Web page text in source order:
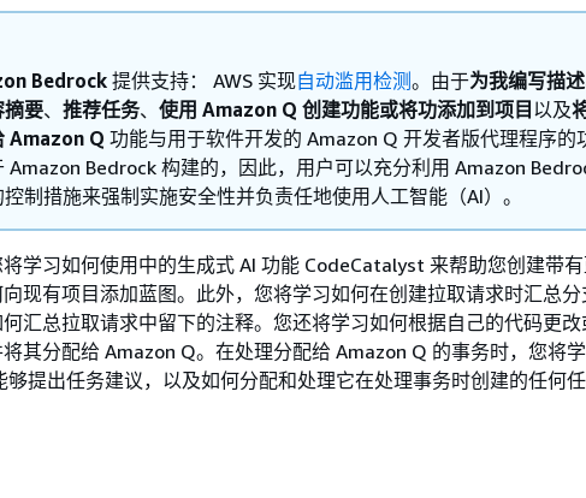
Bedrock 提供支持： AWS 实现自动滥用检测。由于为我编写描述
摘要、 推荐任务、 使用 Amazon Q 创建功能或将功添加到项目 以及
Amazon Q 功能与用于软件开发的 Amazon Q 开发者版代理程序的
Amazon Bedrock 构建的，因此，用户可以充分利用 Amazon
制措施来强制实施安全性并负责任地使用人工智能（AI）。
学习如何使用中的生成式 AI 功能 CodeCatalyst 来帮助您创建带
现有项目添加蓝图。此外，您将学习如何在创建拉取请求时汇总分
汇总拉取请求中留下的注释。您还将学习如何根据自己的代码更
其分配给 Amazon Q。在处理分配给 Amazon Q 的事务时，您将
提出任务建议，以及如何分配和处理它在处理事务时创建的任何任